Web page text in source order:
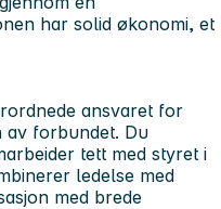
har solid økonomi, et
ansvaret for
av forbundet. Du
tett med styret i
ledelse med
med brede